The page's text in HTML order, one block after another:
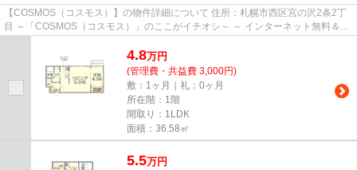
【COSMOS（コスモス）】の物件詳細について 住所：札幌市西区宮の沢2条2丁
目 ～「COSMOS（コスモス）」のここがイチオシ～ ～ インターネット無料＆
4.8万円
(管理費・共益費 3,000円)
敷：1ヶ月｜礼：0ヶ月
所在階：1階
間取り：1LDK
面積：36.58㎡
5.5万円